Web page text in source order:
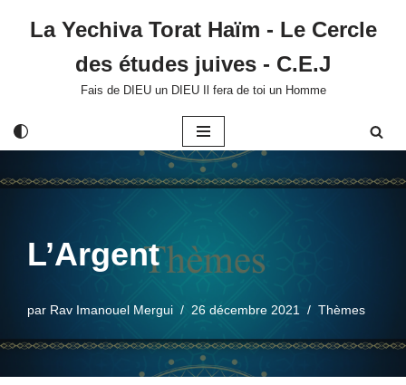
La Yechiva Torat Haïm - Le Cercle
des études juives - C.E.J
Fais de DIEU un DIEU Il fera de toi un Homme
L’Argent
par Rav Imanouel Mergui 26 décembre 2021 Thèmes